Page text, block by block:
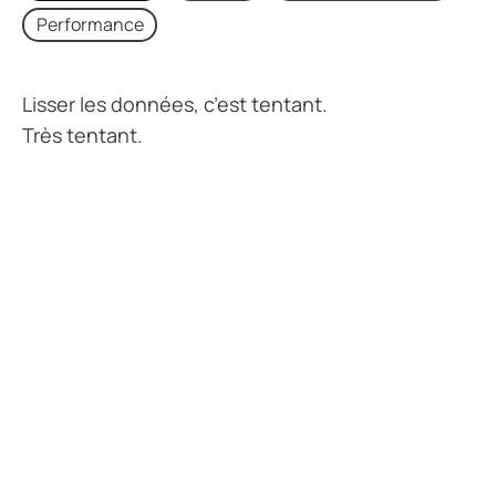
Performance
Lisser les données, c’est tentant.
Très tentant.